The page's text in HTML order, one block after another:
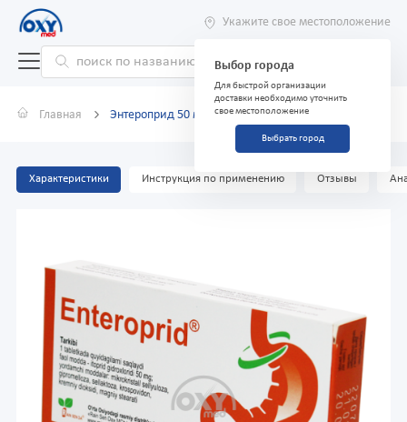
Укажите свое местоположение
Выбор города
Для быстрой организации
доставки необходимо уточнить
свое местоположение
Выбрать город
Главная Энтероприд 50 мг №20 таблетки
Характеристики Инструкция по применению Отзывы